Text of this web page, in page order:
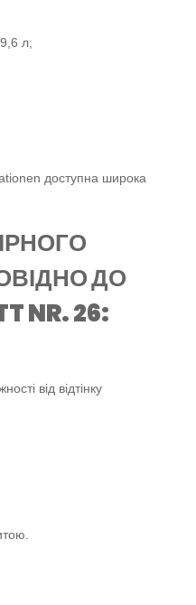
л;
доступна широка
ДО
NR. 26:
від відтінку